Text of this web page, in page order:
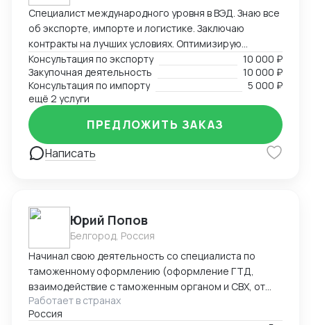
Специалист международного уровня в ВЭД. Знаю все
об экспорте, импорте и логистике. Заключаю
контракты на лучших условиях. Оптимизирую
логистику и обеспечивая скорость поставок.
Консультация по экспорту
10 000 ₽
Закупочная деятельность
10 000 ₽
Консультация по импорту
5 000 ₽
ещё 2 услуги
Написать
ПРЕДЛОЖИТЬ ЗАКАЗ
Юрий Попов
Белгород, Россия
Начинал свою деятельность со специалиста по
таможенному оформлению (оформление ГТД,
взаимодействие с таможенным органом и СВХ, от
закрытия процедуры ВТТ до выпуска товара), после
работал руководителем предприятия (полный цикл
Работает в странах
Россия